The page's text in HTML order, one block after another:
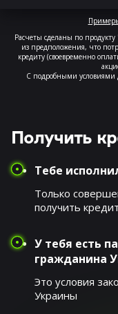
Расчеты сделаны по
из предположения, что
кредиту (своевременно
С подробными условиями
Получить
Тебе
Только
получить кредит
У тебя есть
гражданина
Это условия
Украины